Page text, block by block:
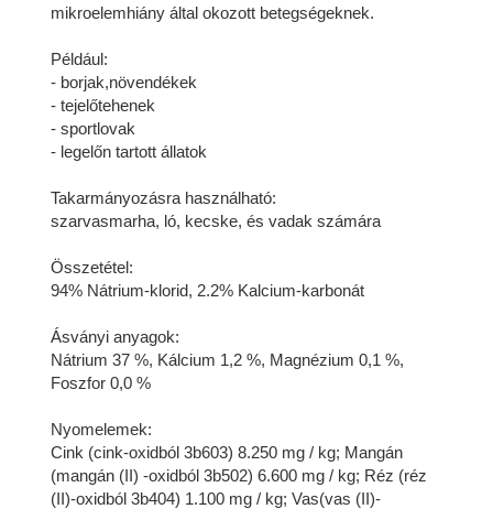
mikroelemhiány által okozott betegségeknek.
Például:
- borjak,növendékek
- tejelőtehenek
- sportlovak
- legelőn tartott állatok
Takarmányozásra használható:
szarvasmarha, ló, kecske, és vadak számára
Összetétel:
94% Nátrium-klorid, 2.2% Kalcium-karbonát
Ásványi anyagok:
Nátrium 37 %, Kálcium 1,2 %, Magnézium 0,1 %,
Foszfor 0,0 %
Nyomelemek:
Cink (cink-oxidból 3b603) 8.250 mg / kg; Mangán
(mangán (II) -oxidból 3b502) 6.600 mg / kg; Réz (réz
(II)-oxidból 3b404) 1.100 mg / kg; Vas(vas (II)-